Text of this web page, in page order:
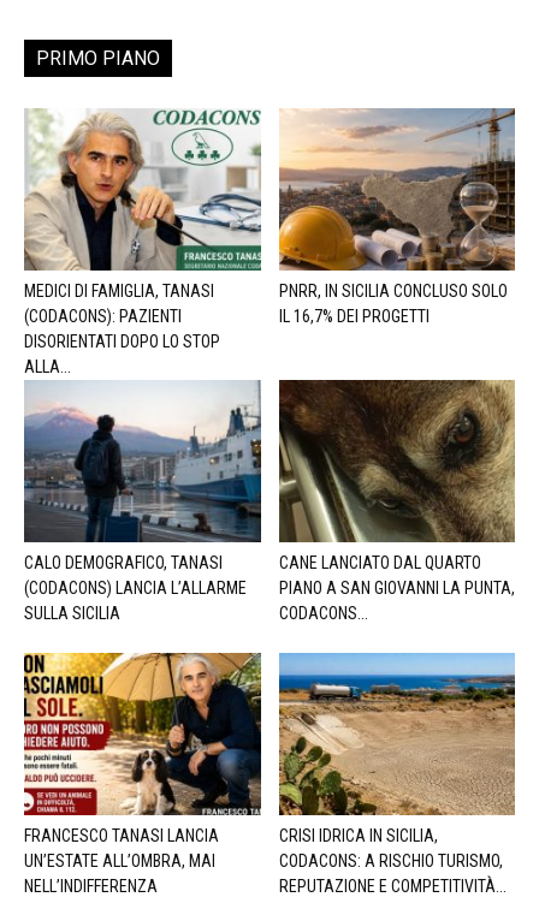
PRIMO PIANO
MEDICI DI FAMIGLIA, TANASI
(CODACONS): PAZIENTI
DISORIENTATI DOPO LO STOP
ALLA...
PNRR, IN SICILIA CONCLUSO SOLO
IL 16,7% DEI PROGETTI
CALO DEMOGRAFICO, TANASI
(CODACONS) LANCIA L’ALLARME
SULLA SICILIA
CANE LANCIATO DAL QUARTO
PIANO A SAN GIOVANNI LA PUNTA,
CODACONS...
FRANCESCO TANASI LANCIA
UN’ESTATE ALL’OMBRA, MAI
NELL’INDIFFERENZA
CRISI IDRICA IN SICILIA,
CODACONS: A RISCHIO TURISMO,
REPUTAZIONE E COMPETITIVITÀ...